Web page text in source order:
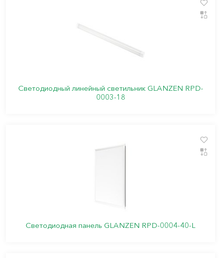
Светодиодный линейный светильник GLANZEN RPD-
0003-18
Светодиодная панель GLANZEN RPD-0004-40-L